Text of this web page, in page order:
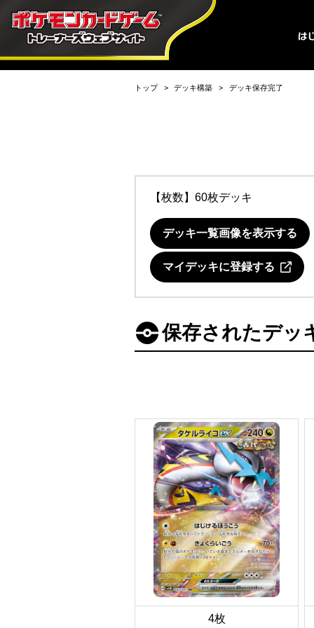
トップ デッキ構築 デッキ保存完了
【枚数】60枚デッキ
デッキ一覧画像を表示する
マイデッキに登録する
保存されたデッ
4枚